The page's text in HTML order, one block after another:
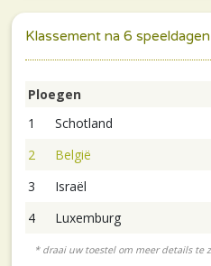
Klassement na 6 speeldagen
Ploegen
1
Schotland
2
België
3
Israël
4
Luxemburg